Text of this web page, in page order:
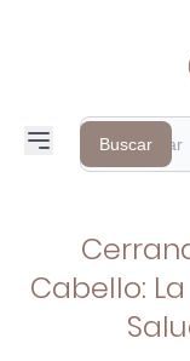
Search
Buscar
Cabello: